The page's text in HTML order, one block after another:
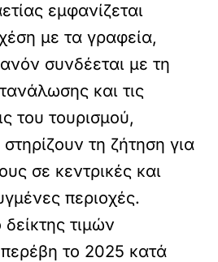
εμφανίζεται
με τα γραφεία,
συνδέεται με τη
και τις
του τουρισμού,
τη ζήτηση για
σε κεντρικές και
περιοχές.
τιμών
το 2025 κατά